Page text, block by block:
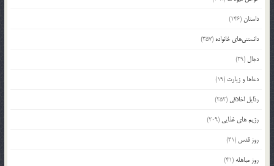
داستان(146)
دانستنی‌های خانواده (357)
دجال (29)
دعاها و زیارت (19)
رذایل اخلاقی (252)
رژیم های غذایی (209)
روز قدس (31)
روز مباهله (41)